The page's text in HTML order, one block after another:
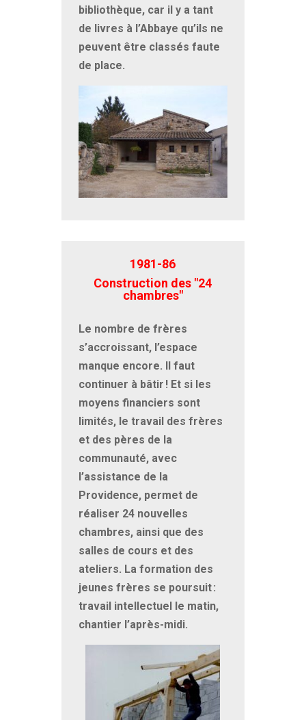
bibliothèque, car il y a tant
de livres à l’Abbaye qu’ils ne
peuvent être classés faute
de place.
1981-86
Construction des "24
chambres"
Le nombre de frères
s’accroissant, l’espace
manque encore. Il faut
continuer à bâtir ! Et si les
moyens financiers sont
limités, le travail des frères
et des pères de la
communauté, avec
l’assistance de la
Providence, permet de
réaliser 24 nouvelles
chambres, ainsi que des
salles de cours et des
ateliers. La formation des
jeunes frères se poursuit:
travail intellectuel le matin,
chantier l’après-midi.